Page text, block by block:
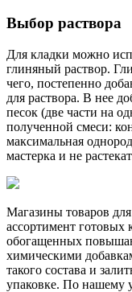
Выбор раствора
Для кладки можно
глиняный раствор.
чего, постепенно
для раствора. В нее
песок (две части на
полученной смеси:
максимальная
мастерка и не
Магазины товаров
ассортимент готовых
обогащенных
химическими
такого состава и
упаковке. По нашему